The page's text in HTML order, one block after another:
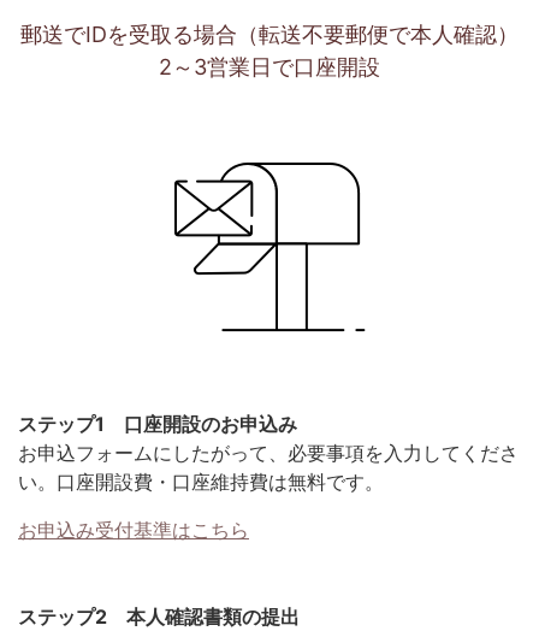
郵送でIDを受取る場合（転送不要郵便で本人確認）
2～3営業日で口座開設
ステップ1 口座開設のお申込み
お申込フォームにしたがって、必要事項を入力してくださ
い。口座開設費・口座維持費は無料です。
お申込み受付基準はこちら
ステップ2 本人確認書類の提出